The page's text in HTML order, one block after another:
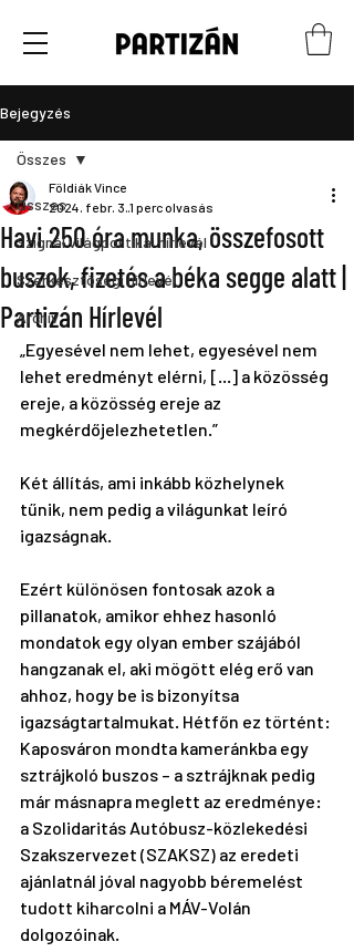
Bejegyzés
Összes
Szignál világpolitikai hírlevél
Szerkesztőségi hírlevél
Archív
Összes
Havi 250 óra munka, összefosott
buszok, fizetés a béka segge alatt |
Partizán Hírlevél
Földiák Vince
2024. febr. 3. 1 perc olvasás
„Egyesével nem lehet, egyesével nem
lehet eredményt elérni, [...] a közösség
ereje, a közösség ereje az
megkérdőjelezhetetlen.”
Két állítás, ami inkább közhelynek
tűnik, nem pedig a világunkat leíró
igazságnak.
Ezért különösen fontosak azok a
pillanatok, amikor ehhez hasonló
mondatok egy olyan ember szájából
hangzanak el, aki mögött elég erő van
ahhoz, hogy be is bizonyítsa
igazságtartalmukat. Hétfőn ez történt:
Kaposváron mondta kameránkba egy
sztrájkoló buszos – a sztrájknak pedig
már másnapra meglett az eredménye:
a Szolidaritás Autóbusz-közlekedési
Szakszervezet (SZAKSZ) az eredeti
ajánlatnál jóval nagyobb béremelést
tudott kiharcolni a MÁV-Volán
dolgozóinak.